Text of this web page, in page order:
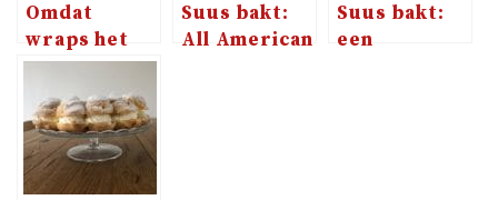
Omdat
wraps het
altijd goed
doen bij
kinderen
Suus bakt:
All American
Suus bakt:
een